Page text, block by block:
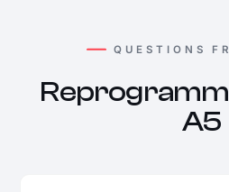
QUESTIONS
A5